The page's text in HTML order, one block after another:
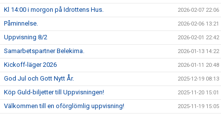
Kl 14:00 i morgon på Idrottens Hus. 2026-02-07 22:06
Påminnelse. 2026-02-06 13:21
Uppvisning 8/2 2026-02-01 22:42
Samarbetspartner Belekima. 2026-01-13 14:22
Kickoff-läger 2026 2026-01-11 20:48
God Jul och Gott Nytt År. 2025-12-19 08:13
Köp Guld-biljetter till Uppvisningen! 2025-11-20 15:01
Välkommen till en oförglömlig uppvisning! 2025-11-19 15:05